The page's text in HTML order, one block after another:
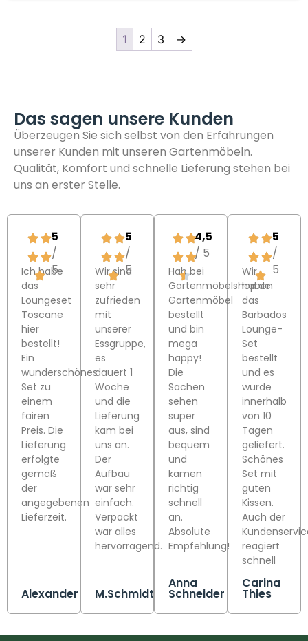
1 2 3 →
Das sagen unsere Kunden
Überzeugen Sie sich selbst von den Erfahrungen
unserer Kunden mit unseren Gartenmöbeln.
Qualität, Komfort und schnelle Lieferung stehen bei
uns an erster Stelle.
5
/
5
Ich habe
das
Loungeset
Toscane
hier
bestellt!
Ein
wunderschönes
Set zu
einem
fairen
Preis. Die
Lieferung
erfolgte
gemäß
der
angegebenen
Lieferzeit.
Alexander
5
/
5
Wir sind
sehr
zufrieden
mit
unserer
Essgruppe,
es
dauert 1
Woche
und die
Lieferung
kam bei
uns an.
Der
Aufbau
war sehr
einfach.
Verpackt
war alles
hervorragend.
M.Schmidt
4,5
/ 5
Hab bei
Gartenmöbelshop.de
Gartenmöbel
bestellt
und bin
mega
happy!
Die
Sachen
sehen
super
aus, sind
bequem
und
kamen
richtig
schnell
an.
Absolute
Empfehlung!
Anna
Schneider
5
/
5
Wir
haben
das
Barbados
Lounge-
Set
bestellt
und es
wurde
innerhalb
von 10
Tagen
geliefert.
Schönes
Set mit
guten
Kissen.
Auch der
reagiert
schnell
Carina
Thies